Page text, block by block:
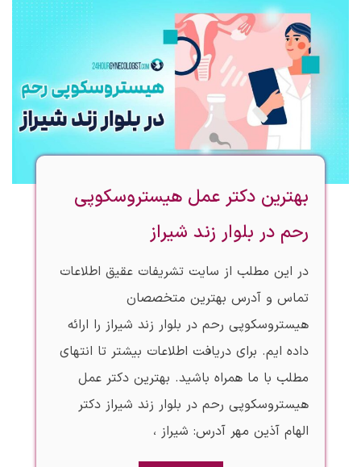
بهترین دکتر عمل هیستروسکوپی
رحم در بلوار زند شیراز
در این مطلب از سایت تشریفات عقیق اطلاعات
تماس و آدرس بهترین متخصصان
هیستروسکوپی رحم در بلوار زند شیراز را ارائه
داده ایم. برای دریافت اطلاعات بیشتر تا انتهای
مطلب با ما همراه باشید. بهترین دکتر عمل
هیستروسکوپی رحم در بلوار زند شیراز دکتر
الهام آذین مهر آدرس: شیراز ،